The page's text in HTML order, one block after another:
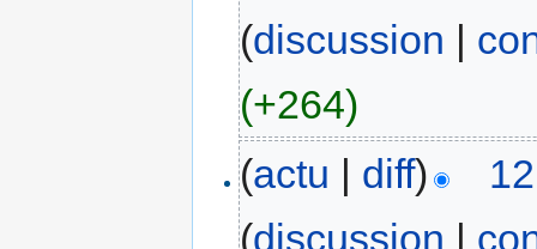
(discussion |
(+264)
(actu | diff)
(discussion |